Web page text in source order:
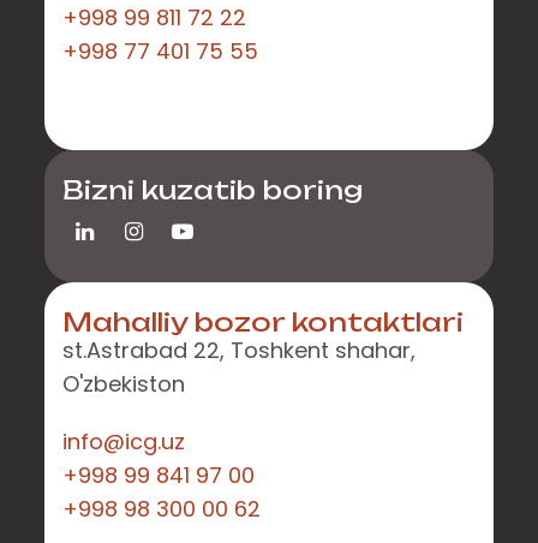
+998 99 811 72 22
+998 77 401 75 55
Bizni kuzatib boring
Mahalliy bozor kontaktlari
st.Astrabad 22, Toshkent shahar,
O'zbekiston
info@icg.uz
+998 99 841 97 00
+998 98 300 00 62